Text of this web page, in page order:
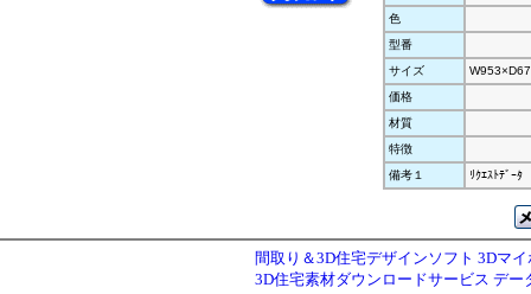
色
型番
サイズ
価格
材質
特徴
備考１
ﾘｸｴｽﾄﾃﾞｰﾀ
間取り＆3D住宅デザインソフト 3Dマ
3D住宅素材ダウンロードサービス デー